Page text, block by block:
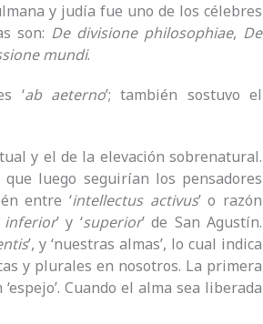
y judía fue uno de los célebres
son: De divisione philosophiae, De
mundi.
‘ab aeterno’; también sostuvo el
y el de la elevación sobrenatural.
que luego seguirían los pensadores
entre ‘intellectus activus’ o razón
’ y ‘superior’ de San Agustín.
’, y ‘nuestras almas’, lo cual indica
y plurales en nosotros. La primera
Cuando el alma sea liberada